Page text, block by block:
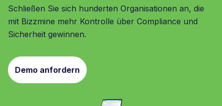
Schließen Sie sich hunderten Organisationen an, die
mit Bizzmine mehr Kontrolle über Compliance und
Sicherheit gewinnen.
Demo anfordern